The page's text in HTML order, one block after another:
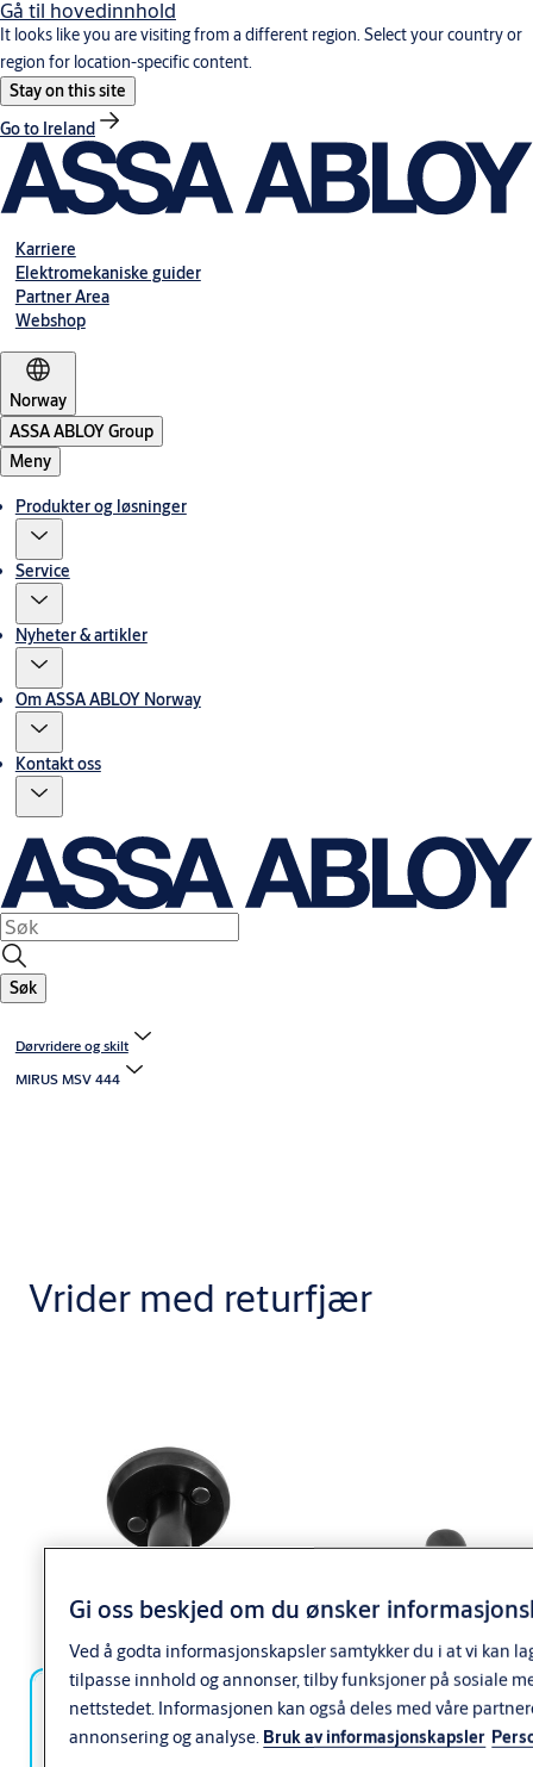
Gå til hovedinnhold
It looks like you are visiting from a different region. Select your country or
region for location-specific content.
Stay on this site
Go to Ireland
Karriere
Elektromekaniske guider
Partner Area
Webshop
Norway
ASSA ABLOY Group
Meny
Produkter og løsninger
Service
Nyheter & artikler
Om ASSA ABLOY Norway
Kontakt oss
Søk
Dørvridere og skilt
MIRUS MSV 444
Vrider med returfjær
Gi oss beskjed om du ønsker
Ved å godta informasjonskapsler samtykker du i at vi kan
tilpasse innhold og annonser, tilby funksjoner på sosiale
nettstedet. Informasjonen kan også deles med våre
annonsering og analyse. Bruk av informasjonskapsler